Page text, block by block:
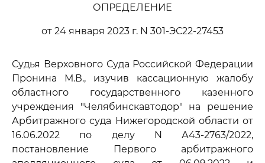
ОПРЕДЕЛЕНИЕ
от 24 января 2023 г. N 301-ЭС22-27453
Судья Верховного Суда Российской Федерации
Пронина М.В., изучив кассационную жалобу
областного государственного казенного
учреждения "Челябинскавтодор" на решение
Арбитражного суда Нижегородской области от
16.06.2022 по делу N А43-2763/2022,
постановление Первого арбитражного